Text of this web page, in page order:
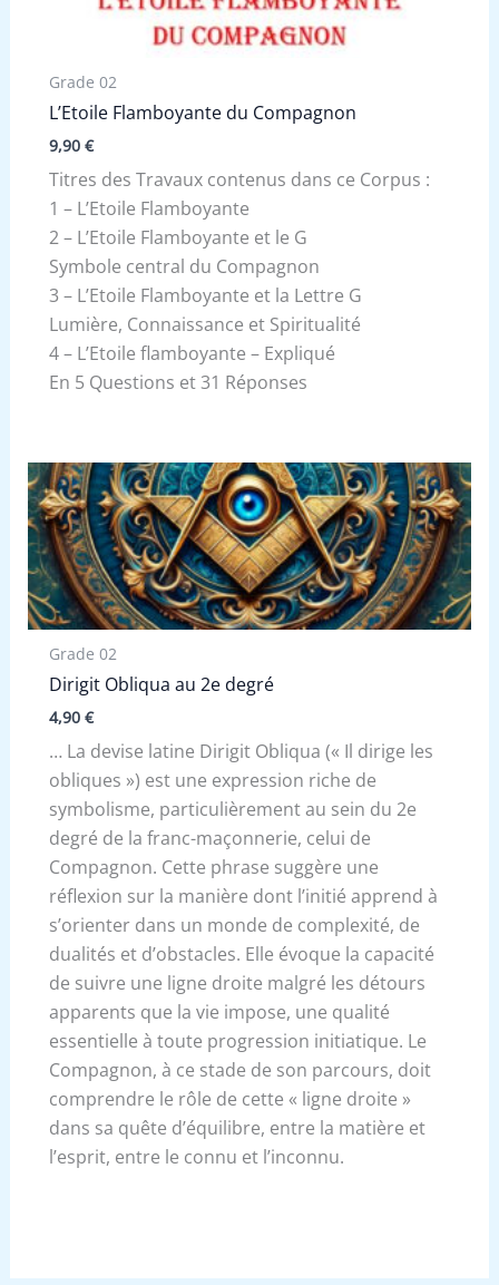
Grade 02
L’Etoile Flamboyante du Compagnon
9,90 €
Titres des Travaux contenus dans ce Corpus :
1 – L’Etoile Flamboyante
2 – L’Etoile Flamboyante et le G
Symbole central du Compagnon
3 – L’Etoile Flamboyante et la Lettre G
Lumière, Connaissance et Spiritualité
4 – L’Etoile flamboyante – Expliqué
En 5 Questions et 31 Réponses
Grade 02
Dirigit Obliqua au 2e degré
4,90 €
… La devise latine Dirigit Obliqua (« Il dirige les
obliques ») est une expression riche de
symbolisme, particulièrement au sein du 2e
degré de la franc-maçonnerie, celui de
Compagnon. Cette phrase suggère une
réflexion sur la manière dont l’initié apprend à
s’orienter dans un monde de complexité, de
dualités et d’obstacles. Elle évoque la capacité
de suivre une ligne droite malgré les détours
apparents que la vie impose, une qualité
essentielle à toute progression initiatique. Le
Compagnon, à ce stade de son parcours, doit
comprendre le rôle de cette « ligne droite »
dans sa quête d’équilibre, entre la matière et
l’esprit, entre le connu et l’inconnu.